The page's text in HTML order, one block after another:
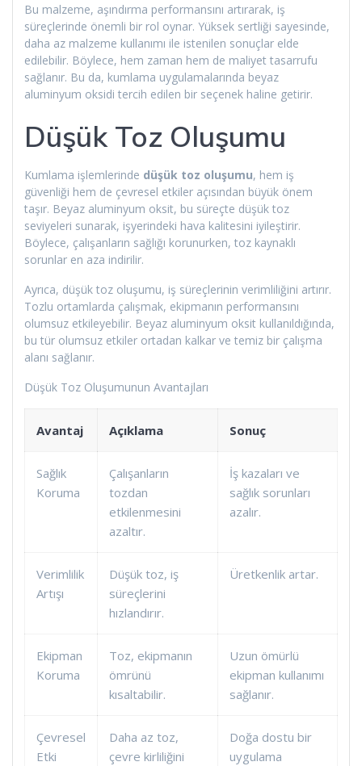
Bu malzeme, aşındırma performansını artırarak, iş
süreçlerinde önemli bir rol oynar. Yüksek sertliği sayesinde,
daha az malzeme kullanımı ile istenilen sonuçlar elde
edilebilir. Böylece, hem zaman hem de maliyet tasarrufu
sağlanır. Bu da, kumlama uygulamalarında beyaz
aluminyum oksidi tercih edilen bir seçenek haline getirir.
Düşük Toz Oluşumu
Kumlama işlemlerinde düşük toz oluşumu, hem iş
güvenliği hem de çevresel etkiler açısından büyük önem
taşır. Beyaz aluminyum oksit, bu süreçte düşük toz
seviyeleri sunarak, işyerindeki hava kalitesini iyileştirir.
Böylece, çalışanların sağlığı korunurken, toz kaynaklı
sorunlar en aza indirilir.
Ayrıca, düşük toz oluşumu, iş süreçlerinin verimliliğini artırır.
Tozlu ortamlarda çalışmak, ekipmanın performansını
olumsuz etkileyebilir. Beyaz aluminyum oksit kullanıldığında,
bu tür olumsuz etkiler ortadan kalkar ve temiz bir çalışma
alanı sağlanır.
Düşük Toz Oluşumunun Avantajları
Avantaj Açıklama Sonuç
Sağlık
Koruma
Çalışanların
tozdan
etkilenmesini
azaltır.
İş kazaları ve
sağlık sorunları
azalır.
Verimlilik
Artışı
Düşük toz, iş
süreçlerini
hızlandırır.
Üretkenlik artar.
Ekipman
Koruma
Toz, ekipmanın
ömrünü
kısaltabilir.
Uzun ömürlü
ekipman kullanımı
sağlanır.
Çevresel
Etki
Daha az toz,
çevre kirliliğini
Doğa dostu bir
uygulama